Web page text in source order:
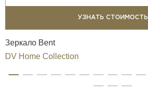
УЗНАТЬ СТОИМОСТЬ
Зеркало Bent
DV Home Collection